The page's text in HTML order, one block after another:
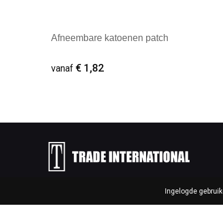
Afneembare katoenen patch
vanaf € 1,82
Elzenstraat 54, 2381 Weelde –
Ingelogde